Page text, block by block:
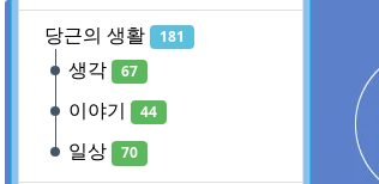
당근의 생활 181
생각 67
이야기 44
일상 70